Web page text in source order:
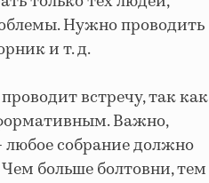
Нужно проводить
и т. д.
встречу, так как
Важно,
любое собрание должно
больше болтовни, тем